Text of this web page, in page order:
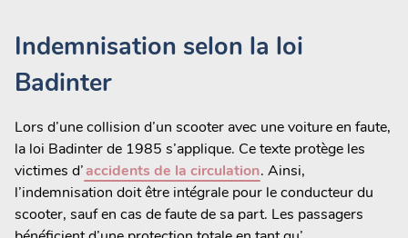
Indemnisation selon la loi
Badinter
Lors d’une collision d’un scooter avec une voiture en faute,
la loi Badinter de 1985 s’applique. Ce texte protège les
victimes d’accidents de la circulation. Ainsi,
l’indemnisation doit être intégrale pour le conducteur du
scooter, sauf en cas de faute de sa part. Les passagers